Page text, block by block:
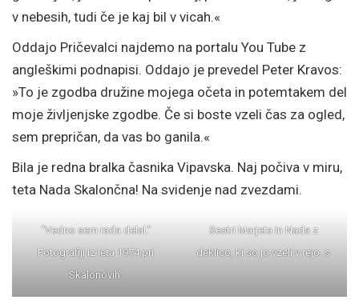
v nebesih, tudi če je kaj bil v vicah.«
Oddajo Pričevalci najdemo na portalu You Tube z
angleškimi podnapisi. Oddajo je prevedel Peter Kravos:
»To je zgodba družine mojega očeta in potemtakem del
moje življenjske zgodbe. Če si boste vzeli čas za ogled,
sem prepričan, da vas bo ganila.«
Bila je redna bralka časnika Vipavska. Naj počiva v miru,
teta Nada Skalončna! Na svidenje nad zvezdami.
“Vedno sem rada delal.”
Fotografiji iz leta 1974 pri
Skalonovih.
Sestri Marjeta in Nada z
deklico, ki so jo vzeli v rejo. s